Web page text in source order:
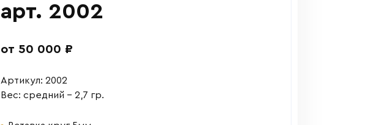
арт. 2002
от 50 000 ₽
Артикул: 2002
Вес: средний – 2,7 гр.